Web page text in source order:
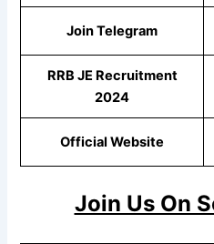
Join Telegram
RRB JE Recruitment
2024
Official Website
Join Us On